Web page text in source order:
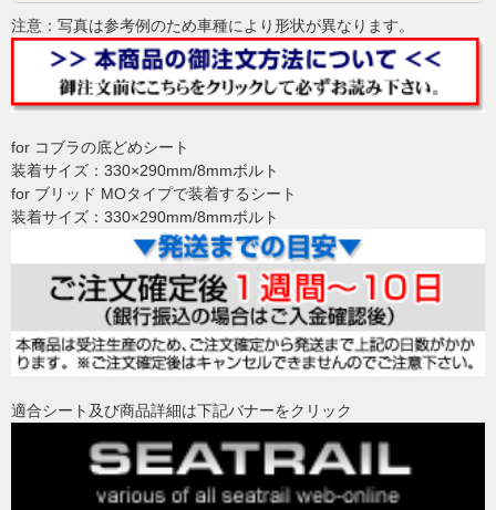
注意：写真は参考例のため車種により形状が異なります。
for コブラの底どめシート
装着サイズ：330×290mm/8mmボルト
for ブリッド MOタイプで装着するシート
装着サイズ：330×290mm/8mmボルト
適合シート及び商品詳細は下記バナーをクリック